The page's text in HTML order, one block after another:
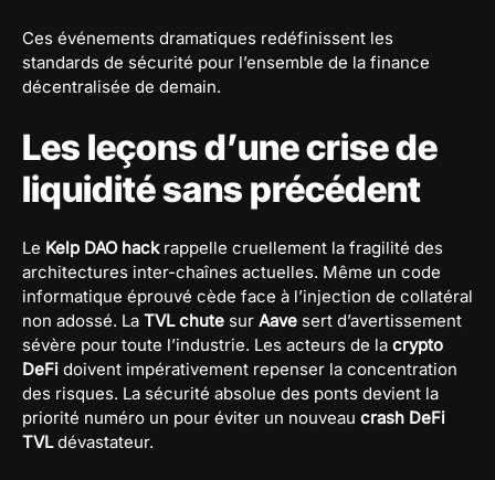
Ces événements dramatiques redéfinissent les
standards de sécurité pour l’ensemble de la finance
décentralisée de demain.
Les leçons d’une crise de
liquidité sans précédent
Le Kelp DAO hackrappelle cruellement la fragilité des
architectures inter-chaînes actuelles. Même un code
informatique éprouvé cède face à l’injection de collatéral
non adossé. La TVL chute sur Aave sert d’avertissement
sévère pour toute l’industrie. Les acteurs de la crypto
DeFi doivent impérativement repenser la concentration
des risques. La sécurité absolue des ponts devient la
priorité numéro un pour éviter un nouveau crash DeFi
TVLdévastateur.